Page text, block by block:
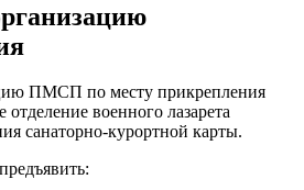
ПМСП по месту прикрепления
военного лазарета
санаторно-курортной карты.